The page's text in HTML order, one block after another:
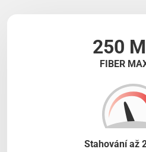
250
FIBER
Stahování až